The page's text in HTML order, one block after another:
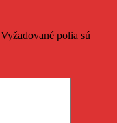
Vyžadované polia sú